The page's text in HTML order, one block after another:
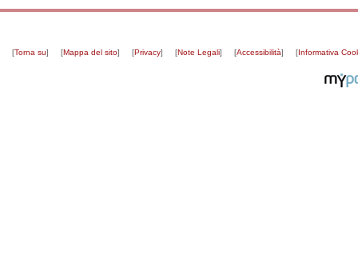
[Torna su] [Mappa del sito] [Privacy] [Note Legali] [Accessibilità] [Informativa